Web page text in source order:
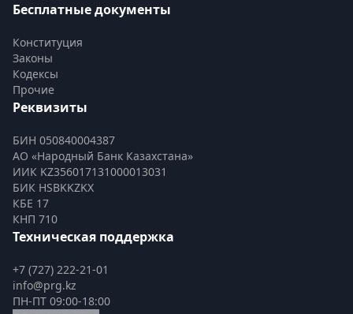
Бесплатные документы
Конституция
Законы
Кодексы
Прочие
Реквизиты
БИН 050840004387
АО «Народный Банк Казахстана»
ИИК KZ356017131000013031
БИК HSBKKZKX
КБЕ 17
КНП 710
Техническая поддержка
+7 (727) 222-21-01
info@prg.kz
ПН-ПТ 09:00-18:00